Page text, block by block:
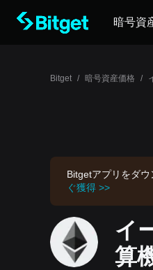
暗号資
Bitget / 暗号資産価格 /
Bitgetアプリをダウ
ぐ獲得 >>
イ
算